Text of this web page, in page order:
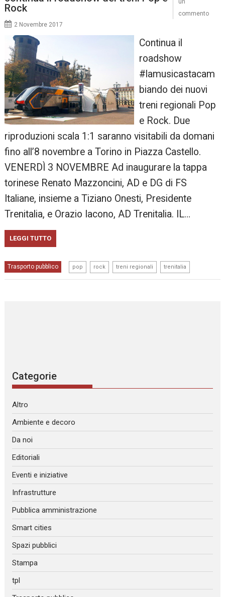
Rock
2 Novembre 2017
Continua il
roadshow
#lamusicastacam
biando dei nuovi
treni regionali Pop
e Rock. Due
riproduzioni scala 1:1 saranno visitabili da domani
fino all’8 novembre a Torino in Piazza Castello.
VENERDÌ 3 NOVEMBRE Ad inaugurare la tappa
torinese Renato Mazzoncini, AD e DG di FS
Italiane, insieme a Tiziano Onesti, Presidente
Trenitalia, e Orazio Iacono, AD Trenitalia. IL…
LEGGI TUTTO
Trasporto pubblico pop rock treni regionali trenitalia
un
commento
Categorie
Altro
Ambiente e decoro
Da noi
Editoriali
Eventi e iniziative
Infrastrutture
Pubblica amministrazione
Smart cities
Spazi pubblici
Stampa
tpl